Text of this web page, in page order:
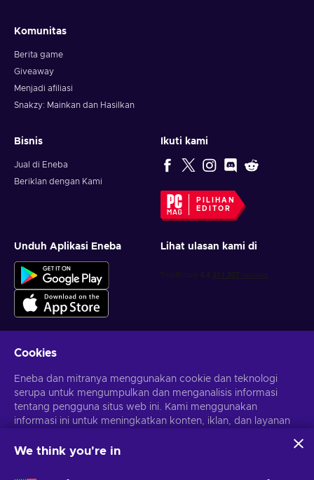
Komunitas
Berita game
Giveaway
Menjadi afiliasi
Snakzy: Mainkan dan Hasilkan
Bisnis
Jual di Eneba
Beriklan dengan Kami
Ikuti kami
PILIHAN
EDITOR
Unduh Aplikasi Eneba Lihat ulasan kami di
Berlangganan
Kamu dapat berhenti berlangganan kapan saja. Kunjungi
Cookies
Eneba dan mitranya menggunakan cookie dan teknologi
serupa untuk mengumpulkan dan menganalisis informasi
tentang pengguna situs web ini. Kami menggunakan
informasi ini untuk meningkatkan konten, iklan, dan layanan
personalisasi iklan.
penggunaan teknologi ini oleh Eneba dan mitranya. Kamu
We think you're in